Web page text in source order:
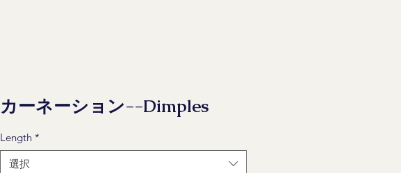
カーネーション--Dimples
Length *
選択